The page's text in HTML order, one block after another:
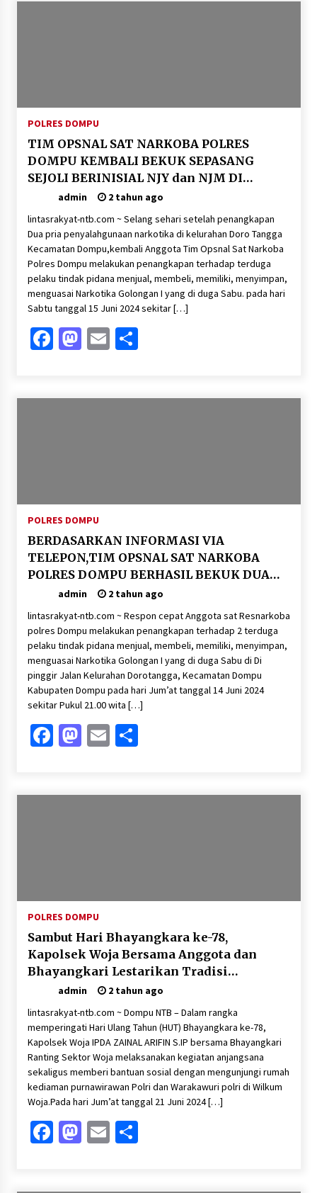
POLRES DOMPU
TIM OPSNAL SAT NARKOBA POLRES
DOMPU KEMBALI BEKUK SEPASANG
SEJOLI BERINISIAL NJY dan NJM DI
SEBUAH KOS KOSAN KARENA DI DUGA
PENGEDAR NARKOTIKA
admin
2 tahun ago
lintasrakyat-ntb.com ~ Selang sehari setelah penangkapan
Dua pria penyalahgunaan narkotika di kelurahan Doro Tangga
Kecamatan Dompu,kembali Anggota Tim Opsnal Sat Narkoba
Polres Dompu melakukan penangkapan terhadap terduga
pelaku tindak pidana menjual, membeli, memiliki, menyimpan,
menguasai Narkotika Golongan I yang di duga Sabu. pada hari
Sabtu tanggal 15 Juni 2024 sekitar […]
Facebook
Mastodon
EmailShare
POLRES DOMPU
BERDASARKAN INFORMASI VIA
TELEPON,TIM OPSNAL SAT NARKOBA
POLRES DOMPU BERHASIL BEKUK DUA
PRIA DI DUGA KUASAI SHABU-SHABU
admin
2 tahun ago
lintasrakyat-ntb.com ~ Respon cepat Anggota sat Resnarkoba
polres Dompu melakukan penangkapan terhadap 2 terduga
pelaku tindak pidana menjual, membeli, memiliki, menyimpan,
menguasai Narkotika Golongan I yang di duga Sabu di Di
pinggir Jalan Kelurahan Dorotangga, Kecamatan Dompu
Kabupaten Dompu pada hari Jum’at tanggal 14 Juni 2024
sekitar Pukul 21.00 wita […]
Facebook
Mastodon
EmailShare
POLRES DOMPU
Sambut Hari Bhayangkara ke-78,
Kapolsek Woja Bersama Anggota dan
Bhayangkari Lestarikan Tradisi
Anjangsana Purnawirawan dan
Warakawuri
admin
2 tahun ago
lintasrakyat-ntb.com ~ Dompu NTB – Dalam rangka
memperingati Hari Ulang Tahun (HUT) Bhayangkara ke-78,
Kapolsek Woja IPDA ZAINAL ARIFIN S.IP bersama Bhayangkari
Ranting Sektor Woja melaksanakan kegiatan anjangsana
sekaligus memberi bantuan sosial dengan mengunjungi rumah
kediaman purnawirawan Polri dan Warakawuri polri di Wilkum
Woja.Pada hari Jum’at tanggal 21 Juni 2024 […]
Facebook
Mastodon
EmailShare